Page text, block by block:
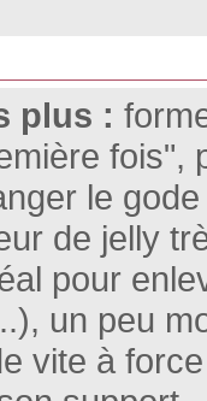
plus :
fois",
le gode
de jelly
pour
un peu
vite à